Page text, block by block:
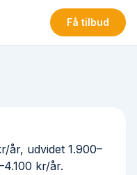
Få tilbud
år, udvidet 1.900–
kr/år.